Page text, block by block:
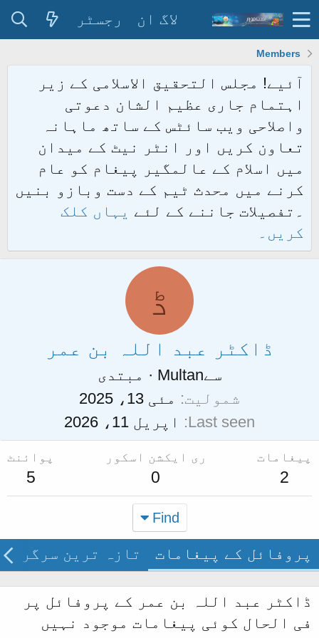
لاگ ان رجسٹر
Members
آئیے! مجلس التحقیق الاسلامی کے زیر
اہتمام جاری عظیم الشان دعوتی
واصلاحی ویب سائٹس کے ساتھ ماہانہ
تعاون کریں اور انٹر نیٹ کے میدان
میں اسلام کے عالمگیر پیغام کو عام
کرنے میں محدث ٹیم کے دست وبازو بنیں
۔تفصیلات جاننے کے لئے یہاں کلک
کریں۔
ڈ
ڈاکٹر عبد اللہ بن عمر
مبتدی · Multanسے
شمولیت
مئی 13، 2025
Last seen
اپریل 11، 2026
پیغامات
2
ری ایکشن اسکور
0
پوائنٹ
5
Find
پروفائل کے پیغامات تازہ ترین سرگرمی
ڈاکٹر عبد اللہ بن عمر کے پروفائل پر
فی الحال کوئی پیغامات موجود نہیں